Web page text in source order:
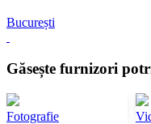
București
Găsește furnizori
Fotografie